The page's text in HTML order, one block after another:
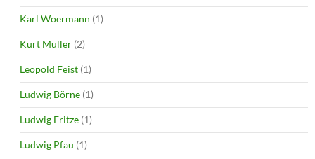
Karl Woermann (1)
Kurt Müller (2)
Leopold Feist (1)
Ludwig Börne (1)
Ludwig Fritze (1)
Ludwig Pfau (1)